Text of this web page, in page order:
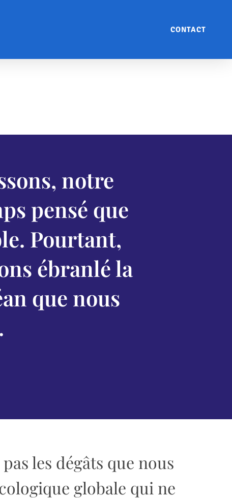
CONTACT
notre
pensé que
Pourtant,
ébranlé la
que nous
les dégâts que nous
globale qui ne